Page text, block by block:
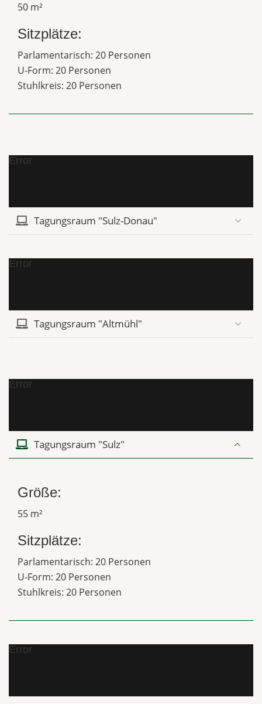
50 m²
Sitzplätze:
Parlamentarisch: 20 Personen
U-Form: 20 Personen
Stuhlkreis: 20 Personen
Error
Tagungsraum "Sulz-Donau"
Error
Tagungsraum "Altmühl"
Error
Tagungsraum "Sulz"
Größe:
55 m²
Sitzplätze:
Parlamentarisch: 20 Personen
U-Form: 20 Personen
Stuhlkreis: 20 Personen
Error